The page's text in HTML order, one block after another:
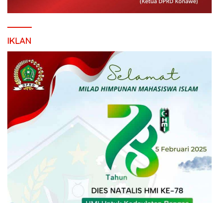
IKLAN